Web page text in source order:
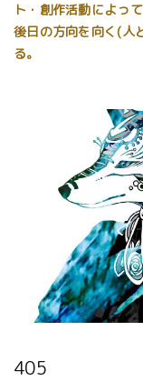
ト・創作活動によっ
後日の方向を向く(人
る。
405